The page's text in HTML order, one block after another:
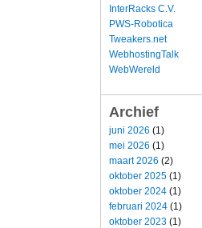
InterRacks C.V.
PWS-Robotica
Tweakers.net
WebhostingTalk
WebWereld
Archief
juni 2026 (1)
mei 2026 (1)
maart 2026 (2)
oktober 2025 (1)
oktober 2024 (1)
februari 2024 (1)
oktober 2023 (1)